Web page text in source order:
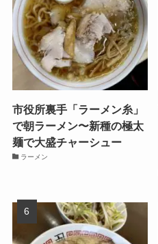
市役所裏手「ラーメン糸」
で朝ラーメン〜新種の極太
麺で大盛チャーシュー
ラーメン